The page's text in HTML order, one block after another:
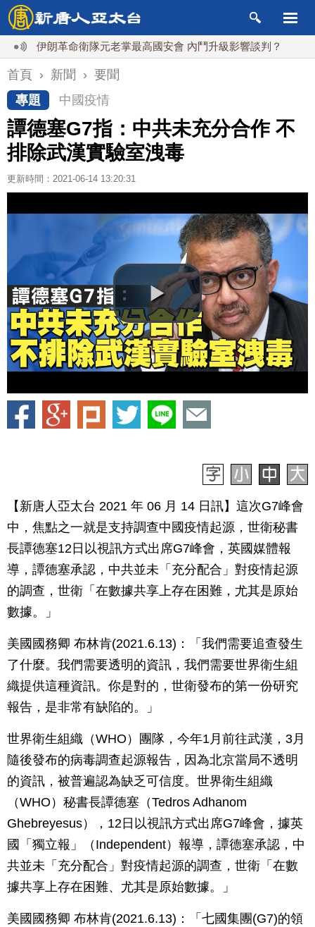
伊朗革命衛隊元老掌最高國安會 內鬥升級影響談判？
首頁 › 新聞 › 要聞
專題
中國疫情
譚德塞G7指：中共未充分合作 不
排除武漢實驗室洩毒
更新時間：2021-06-14 13:20:31
【新唐人亞太台 2021 年 06 月 14 日訊】這次G7峰會
中，焦點之一就是支持調查中國疫情起源，世衛秘書
長譚德塞12日以視訊方式出席G7峰會，英國媒體報
導，譚德塞承認，中共並未「充分配合」對疫情起源
的調查，世衛「在數據共享上存在困難，尤其是原始
數據。」
美國國務卿 布林肯(2021.6.13)：「我們需要追查發生
了什麼。我們需要透明的資訊，我們需要世界衛生組
織提供這種資訊。你是對的，世衛發布的第一份研究
報告，是非常有缺陷的。」
世界衛生組織（WHO）團隊，今年1月前往武漢，3月
隨後發布的病毒調查起源報告，因為北京當局不透明
的資訊，被普遍認為缺乏可信度。世界衛生組織
（WHO）秘書長譚德塞（Tedros Adhanom
Ghebreyesus），12日以視訊方式出席G7峰會，據英
國「獨立報」（Independent）報導，譚德塞承認，中
共並未「充分配合」對疫情起源的調查，世衛「在數
據共享上存在困難、尤其是原始數據。」
美國國務卿 布林肯(2021.6.13)：「七國集團(G7)的領